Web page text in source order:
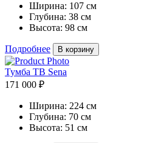
Ширина: 107 см
Глубина: 38 см
Высота: 98 см
Подробнее В корзину
Тумба ТВ Sena
171 000 ₽
Ширина: 224 см
Глубина: 70 см
Высота: 51 см